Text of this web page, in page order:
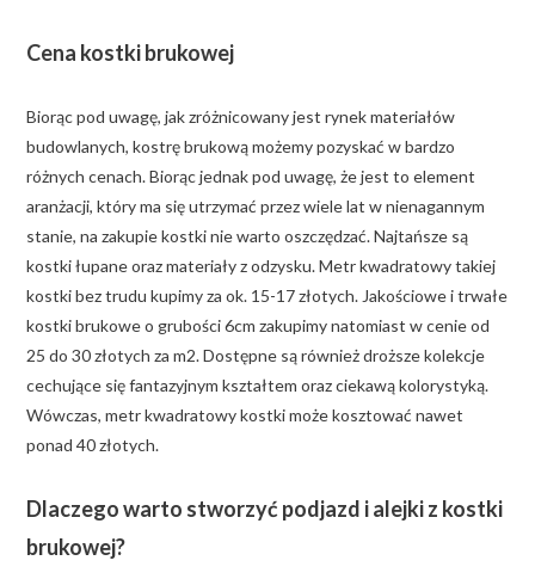
Cena kostki brukowej
Biorąc pod uwagę, jak zróżnicowany jest rynek materiałów
budowlanych, kostrę brukową możemy pozyskać w bardzo
różnych cenach. Biorąc jednak pod uwagę, że jest to element
aranżacji, który ma się utrzymać przez wiele lat w nienagannym
stanie, na zakupie kostki nie warto oszczędzać. Najtańsze są
kostki łupane oraz materiały z odzysku. Metr kwadratowy takiej
kostki bez trudu kupimy za ok. 15-17 złotych. Jakościowe i trwałe
kostki brukowe o grubości 6cm zakupimy natomiast w cenie od
25 do 30 złotych za m2. Dostępne są również droższe kolekcje
cechujące się fantazyjnym kształtem oraz ciekawą kolorystyką.
Wówczas, metr kwadratowy kostki może kosztować nawet
ponad 40 złotych.
Dlaczego warto stworzyć podjazd i alejki z kostki
brukowej?